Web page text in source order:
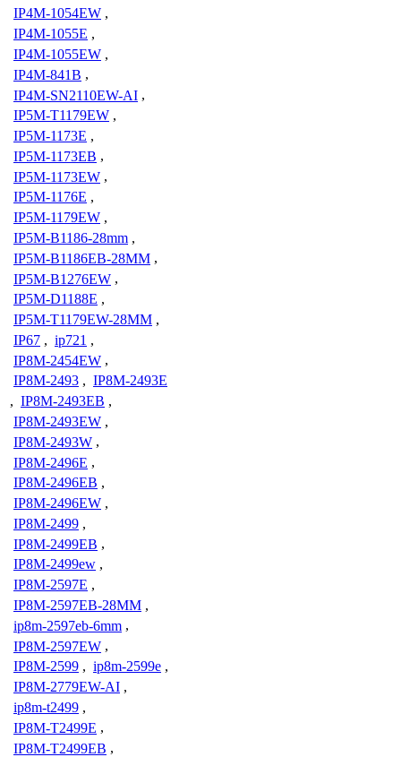
IP4M-1054EW ,
IP4M-1055E ,
IP4M-1055EW ,
IP4M-841B ,
IP4M-SN2110EW-AI ,
IP5M-T1179EW ,
IP5M-1173E ,
IP5M-1173EB ,
IP5M-1173EW ,
IP5M-1176E ,
IP5M-1179EW ,
IP5M-B1186-28mm ,
IP5M-B1186EB-28MM ,
IP5M-B1276EW ,
IP5M-D1188E ,
IP5M-T1179EW-28MM ,
IP67 , ip721 ,
IP8M-2454EW ,
IP8M-2493 , IP8M-2493E
, IP8M-2493EB ,
IP8M-2493EW ,
IP8M-2493W ,
IP8M-2496E ,
IP8M-2496EB ,
IP8M-2496EW ,
IP8M-2499 ,
IP8M-2499EB ,
IP8M-2499ew ,
IP8M-2597E ,
IP8M-2597EB-28MM ,
ip8m-2597eb-6mm ,
IP8M-2597EW ,
IP8M-2599 , ip8m-2599e ,
IP8M-2779EW-AI ,
ip8m-t2499 ,
IP8M-T2499E ,
IP8M-T2499EB ,